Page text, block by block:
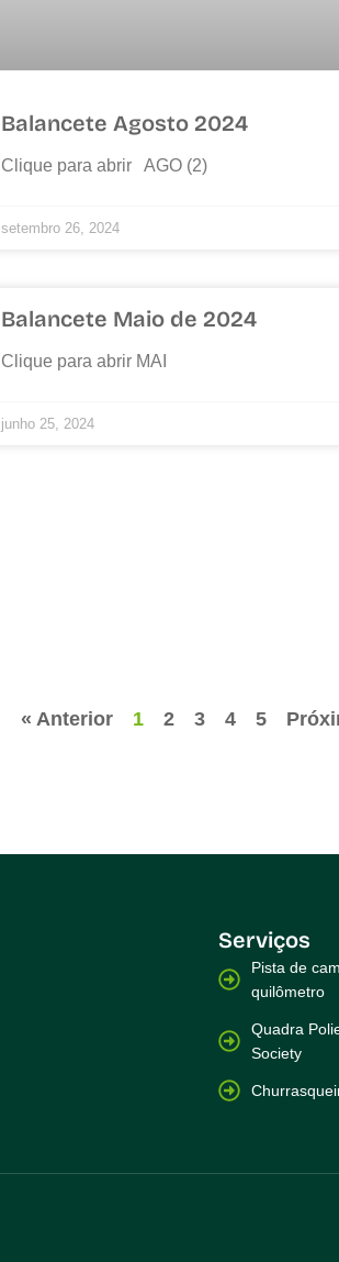
Balancete Agosto 2024
Clique para abrir AGO (2)
setembro 26, 2024
Balancete Maio de 2024
Clique para abrir MAI
junho 25, 2024
« Anterior 1 2 3 4 5
Serviços
Pista de
quilômetro
Quadra
Society